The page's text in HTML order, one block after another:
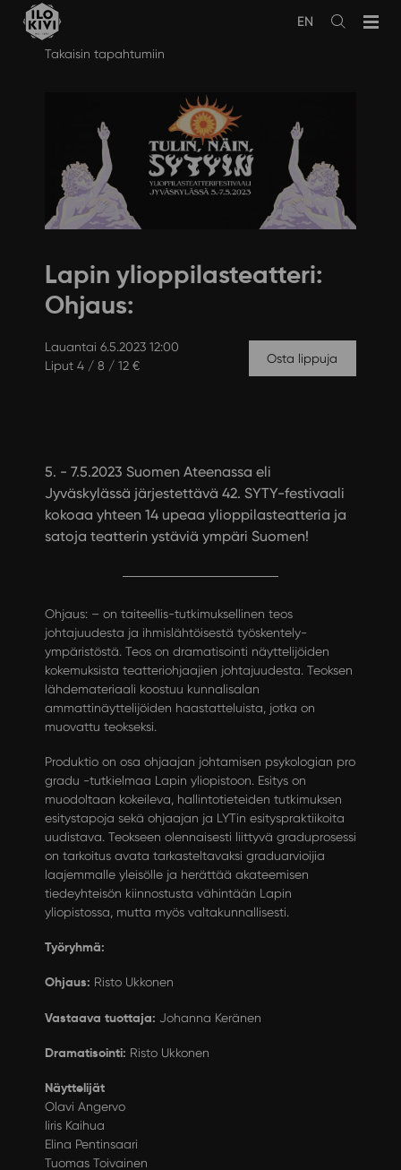
Avaa
EN
Takaisin tapahtumiin
Lapin ylioppilasteatteri:
Ohjaus:
Lauantai 6.5.2023 12:00
Liput 4 / 8 / 12 €
Osta lippuja
5. - 7.5.2023 Suomen Ateenassa eli
Jyväskylässä järjestettävä 42. SYTY-festivaali
kokoaa yhteen 14 upeaa ylioppilasteatteria ja
satoja teatterin ystäviä ympäri Suomen!
Ohjaus: – on taiteellis-tutkimuksellinen teos
johtajuudesta ja ihmislähtöisestä työskentely-
ympäristöstä. Teos on dramatisointi näyttelijöiden
kokemuksista teatteriohjaajien johtajuudesta. Teoksen
lähdemateriaali koostuu kunnalisalan
ammattinäyttelijöiden haastatteluista, jotka on
muovattu teokseksi.
Produktio on osa ohjaajan johtamisen psykologian pro
gradu -tutkielmaa Lapin yliopistoon. Esitys on
muodoltaan kokeileva, hallintotieteiden tutkimuksen
esitystapoja sekä ohjaajan ja LYTin esityspraktiikoita
uudistava. Teokseen olennaisesti liittyvä graduprosessi
on tarkoitus avata tarkasteltavaksi graduarvioijia
laajemmalle yleisölle ja herättää akateemisen
tiedeyhteisön kiinnostusta vähintään Lapin
yliopistossa, mutta myös valtakunnallisesti.
Työryhmä:
Ohjaus: Risto Ukkonen
Vastaava tuottaja: Johanna Keränen
Dramatisointi: Risto Ukkonen
Näyttelijät
Olavi Angervo
Iiris Kaihua
Elina Pentinsaari
Tuomas Toivainen